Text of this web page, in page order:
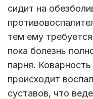
сидит на
тем ему
пока болезнь
парня.
происходит
суставов, что